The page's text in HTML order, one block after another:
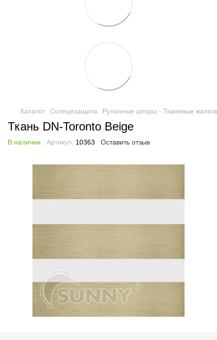
Каталог Солнцезащита Рулонные шторы - Тканевые
Ткань DN-Toronto Beige
В наличии Артикул: 10363 Оставить отзыв